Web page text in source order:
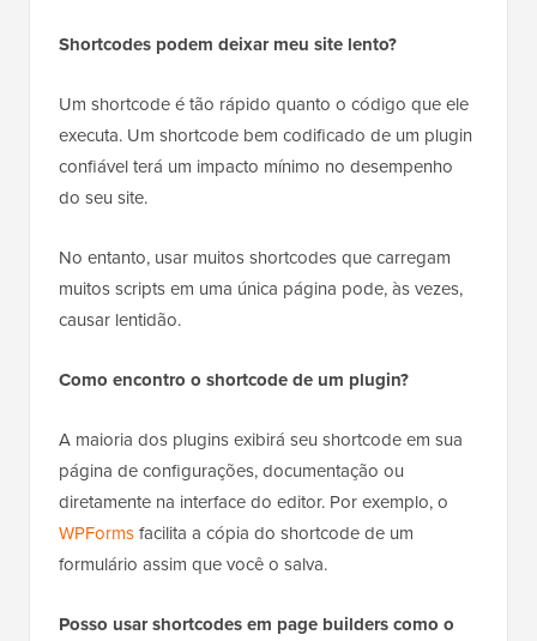
Shortcodes podem deixar meu site lento?
Um shortcode é tão rápido quanto o código que ele
executa. Um shortcode bem codificado de um plugin
confiável terá um impacto mínimo no desempenho
do seu site.
No entanto, usar muitos shortcodes que carregam
muitos scripts em uma única página pode, às vezes,
causar lentidão.
Como encontro o shortcode de um plugin?
A maioria dos plugins exibirá seu shortcode em sua
página de configurações, documentação ou
diretamente na interface do editor. Por exemplo, o
WPFormsfacilita a cópia do shortcode de um
formulário assim que você o salva.
Posso usar shortcodes em page builders como o